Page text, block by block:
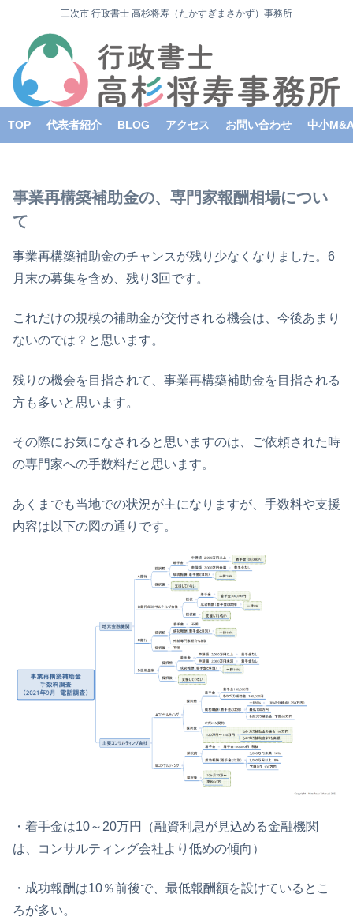
三次市 行政書士 高杉将寿（たかすぎまさかず）事務所
TOP 代表者紹介 BLOG アクセス お問い合わせ 中小
事業再構築補助金の、専門家報酬相場につい
て
事業再構築補助金のチャンスが残り少なくなりました。6
月末の募集を含め、残り3回です。
これだけの規模の補助金が交付される機会は、今後あまり
ないのでは？と思います。
残りの機会を目指されて、事業再構築補助金を目指される
方も多いと思います。
その際にお気になされると思いますのは、ご依頼された時
の専門家への手数料だと思います。
あくまでも当地での状況が主になりますが、手数料や支援
内容は以下の図の通りです。
・着手金は10～20万円（融資利息が見込める金融機関
は、コンサルティング会社より低めの傾向）
・成功報酬は10％前後で、最低報酬額を設けているとこ
ろが多い。